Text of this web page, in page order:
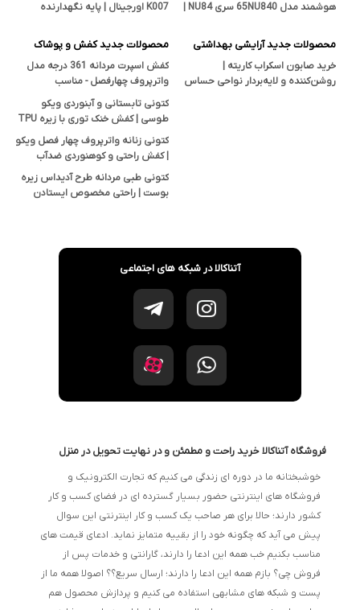
K007 اورجینال | پایه نگهدارنده
محصولات جدید آرایشی بهداشتی
خرید صابون اسکراب کاریته |
روشن‌کننده و لایه‌بردار نواحی حساس
محصولات جدید کفش و پوشاک
کفش اسپرت مردانه 361 درجه مدل
واترپروف چهارفصل - مناسب
پیاده‌روی، کوهنوردی و استفاده روزمره
کتونی تابستانی و آبنوردی ویکو
طوسی | کفش خنک توری با زیره TPU
ضدلغزش
کتونی زنانه واترپروف چهار فصل ویکو
| کفش راحتی و کوهنوردی ضدآب
Vicko
کتونی طبی مردانه طرح آدیداس زیره
بوست | راحتی مخصوص ایستادن
آتناکالا در شبکه های اجتماعی
فروشگاه آتناکالا خرید راحت و مطمئن و در نهایت تحویل در منزل
خوشبختانه ما در دوره ای زندگی می کنیم که تجارت الکترونیک و
فروشگاه های اینترنتی حضور بسیار گسترده ای در فضای کسب و کار
کشور دارند؛ حالا برای هر صاحب یک کسب و کار اینترنتی این سوال
پیش می آید که چگونه خود را از بقییه متمایز نماید. ادعای قیمت های
مناسب بکنیم خب همه این ادعا را دارند، گارانتی و خدمات پس از
فروش چی؟ بازم همه این ادعا را دارند؛ ارسال سریع؟؟ اصولا همه ما از
پست و شبکه های مشابهی استفاده می کنیم و پردازش محصول هم